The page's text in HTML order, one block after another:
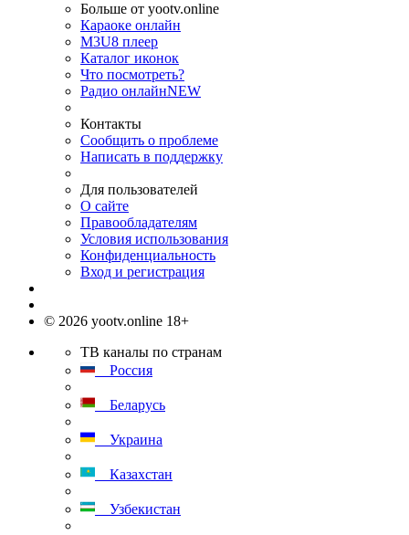
Больше от yootv.online
Караоке онлайн
M3U8 плеер
Каталог иконок
Что посмотреть?
Радио онлайнNEW
Контакты
Сообщить о проблеме
Написать в поддержку
Для пользователей
О сайте
Правообладателям
Условия использования
Конфиденциальность
Вход и регистрация
© 2026 yootv.online 18+
ТВ каналы по странам
Россия
Беларусь
Украина
Казахстан
Узбекистан